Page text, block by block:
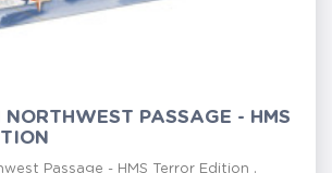
NORTHWEST PASSAGE - HMS
Passage - HMS Terror Edition .